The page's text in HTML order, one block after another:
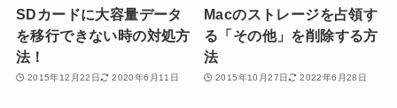
SDカードに大容量データ
を移行できない時の対処方
法！
2015年12月22日 2020年6月11日
Macのストレージを占領す
る「その他」を削除する方
法
2015年10月27日 2022年6月28日